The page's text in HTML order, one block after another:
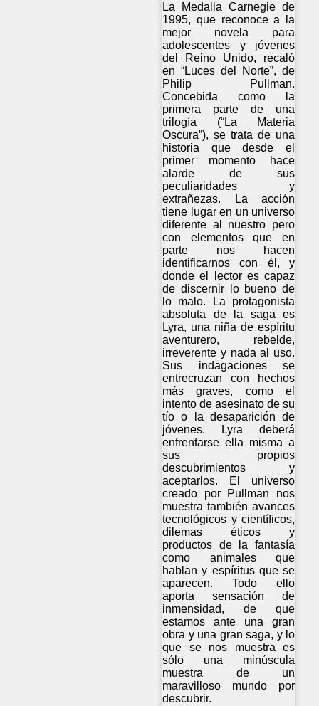
La Medalla Carnegie de
1995, que reconoce a la
mejor novela para
adolescentes y jóvenes
del Reino Unido, recaló
en “Luces del Norte”, de
Philip Pullman.
Concebida como la
primera parte de una
trilogía (“La Materia
Oscura”), se trata de una
historia que desde el
primer momento hace
alarde de sus
peculiaridades y
extrañezas. La acción
tiene lugar en un universo
diferente al nuestro pero
con elementos que en
parte nos hacen
identificarnos con él, y
donde el lector es capaz
de discernir lo bueno de
lo malo. La protagonista
absoluta de la saga es
Lyra, una niña de espíritu
aventurero, rebelde,
irreverente y nada al uso.
Sus indagaciones se
entrecruzan con hechos
más graves, como el
intento de asesinato de su
tío o la desaparición de
jóvenes. Lyra deberá
enfrentarse ella misma a
sus propios
descubrimientos y
aceptarlos. El universo
creado por Pullman nos
muestra también avances
tecnológicos y científicos,
dilemas éticos y
productos de la fantasía
como animales que
hablan y espíritus que se
aparecen. Todo ello
aporta sensación de
inmensidad, de que
estamos ante una gran
obra y una gran saga, y lo
que se nos muestra es
sólo una minúscula
muestra de un
maravilloso mundo por
descubrir.